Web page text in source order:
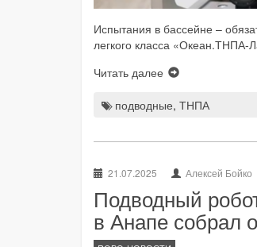
Испытания в бассейне –
легкого класса «Океан.ТНПА-
Читать далее
подводные, ТНПА
21.07.2025 Алексей Бойко
Подводный
в Анапе собрал